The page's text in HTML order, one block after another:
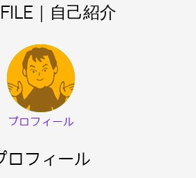
｜自己紹介
プロフィール
ロフィール